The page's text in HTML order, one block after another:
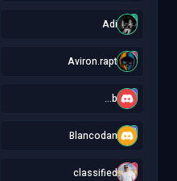
A
Adi
A
Aviron.rapt
b
b...
B
Blancodan
c
classified